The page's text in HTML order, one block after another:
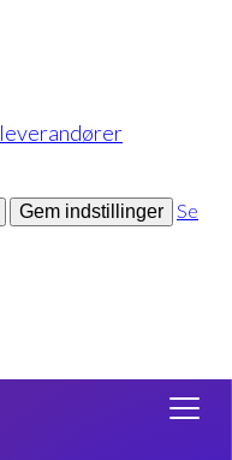
Gem indstillinger
Se